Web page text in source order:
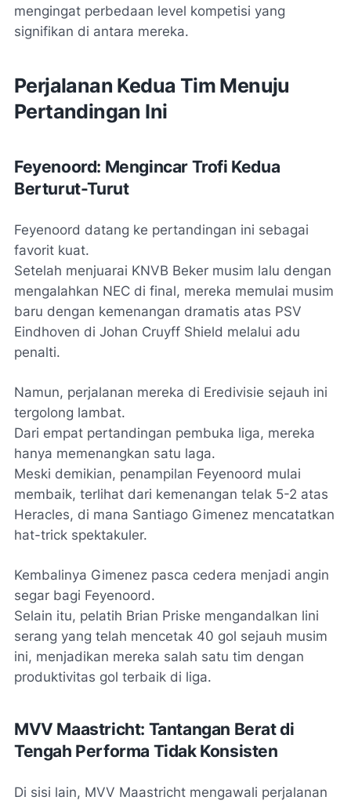
mengingat perbedaan level kompetisi yang
signifikan di antara mereka.
Perjalanan Kedua Tim Menuju
Pertandingan Ini
Feyenoord: Mengincar Trofi Kedua
Berturut-Turut
Feyenoord datang ke pertandingan ini sebagai
favorit kuat.
Setelah menjuarai KNVB Beker musim lalu dengan
mengalahkan NEC di final, mereka memulai musim
baru dengan kemenangan dramatis atas PSV
Eindhoven di Johan Cruyff Shield melalui adu
penalti.
Namun, perjalanan mereka di Eredivisie sejauh ini
tergolong lambat.
Dari empat pertandingan pembuka liga, mereka
hanya memenangkan satu laga.
Meski demikian, penampilan Feyenoord mulai
membaik, terlihat dari kemenangan telak 5-2 atas
Heracles, di mana Santiago Gimenez mencatatkan
hat-trick spektakuler.
Kembalinya Gimenez pasca cedera menjadi angin
segar bagi Feyenoord.
Selain itu, pelatih Brian Priske mengandalkan lini
serang yang telah mencetak 40 gol sejauh musim
ini, menjadikan mereka salah satu tim dengan
produktivitas gol terbaik di liga.
MVV Maastricht: Tantangan Berat di
Tengah Performa Tidak Konsisten
Di sisi lain, MVV Maastricht mengawali perjalanan